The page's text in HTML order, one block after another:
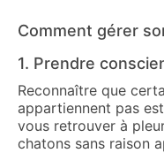
Comment gérer
1. Prendre
Reconnaître que
appartiennent pas
vous retrouver à
chatons sans raison